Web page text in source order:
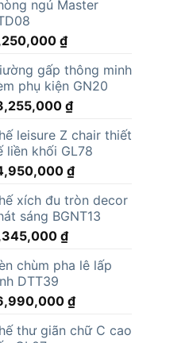
ngủ Master
₫
gấp thông minh
phụ kiện GN20
₫
leisure Z chair thiết
liền khối GL78
₫
xích đu tròn decor
sáng BGNT13
₫
chùm pha lê lấp
DTT39
₫
thư giãn chữ C cao